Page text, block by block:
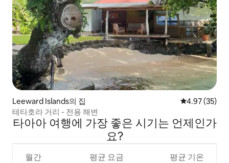
Leeward Islands의 집 평점 4.97점(5
4.97 (35)
테타호라 거리 - 전용 해변
타아아 여행에 가장 좋은 시기는 언제인가
요?
월간 평균 요금 평균 기온